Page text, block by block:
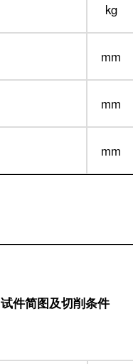
kg
mm
mm
mm
试件简图及切削条件